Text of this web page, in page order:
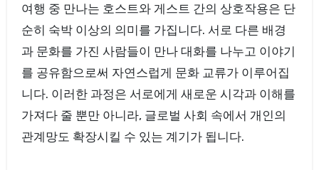
여행 중 만나는 호스트와 게스트 간의 상호작용은 단
순히 숙박 이상의 의미를 가집니다. 서로 다른 배경
과 문화를 가진 사람들이 만나 대화를 나누고 이야기
를 공유함으로써 자연스럽게 문화 교류가 이루어집
니다. 이러한 과정은 서로에게 새로운 시각과 이해를
가져다 줄 뿐만 아니라, 글로벌 사회 속에서 개인의
관계망도 확장시킬 수 있는 계기가 됩니다.